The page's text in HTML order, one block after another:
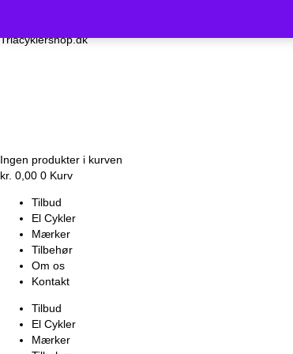
Triacyklershop.dk
Ingen produkter i kurven
kr. 0,00 0 Kurv
Tilbud
El Cykler
Mærker
Tilbehør
Om os
Kontakt
Tilbud
El Cykler
Mærker